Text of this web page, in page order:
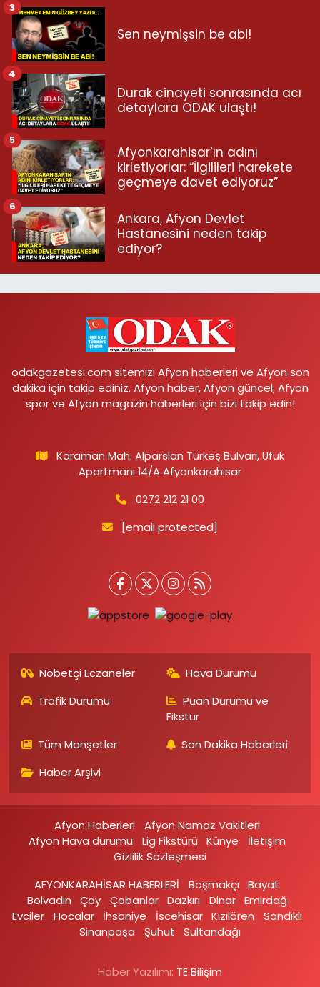
Sen neymişsin be abi!
3
Durak cinayeti sonrasında acı
detaylara ODAK ulaştı!
4
Afyonkarahisar’ın adını
kirletiyorlar: “İlgilileri harekete
geçmeye davet ediyoruz”
5
Ankara, Afyon Devlet
Hastanesini neden takip
ediyor?
6
odakgazetesi.com sitemizi Afyon haberleri ve Afyon son
dakika için takip ediniz. Afyon haber, Afyon güncel, Afyon
spor ve Afyon magazin haberleri için bizi takip edin!
Karaman Mah. Alparslan Türkeş Bulvarı, Ufuk
Apartmanı 14/A Afyonkarahisar
0272 212 21 00
[email protected]
Nöbetçi Eczaneler
Hava Durumu
Trafik Durumu
Puan Durumu ve
Fikstür
Tüm Manşetler
Son Dakika Haberleri
Haber Arşivi
Afyon Haberleri
Afyon Namaz Vakitleri
Afyon Hava durumu
Lig Fikstürü Künye
İletişim
Gizlilik Sözleşmesi
AFYONKARAHİSAR HABERLERİ
Başmakçı
Bayat
Bolvadin
Çay Çobanlar Dazkırı Dinar Emirdağ‎
Evciler‎
Hocalar İhsaniye‎ İscehisar Kızılören‎
Sandıklı‎
Sinanpaşa
Şuhut Sultandağı
Haber Yazılımı: TE Bilişim